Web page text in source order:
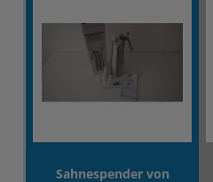
Sahnespender von